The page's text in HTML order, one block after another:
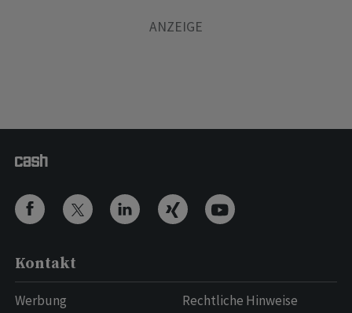
Kontakt
Werbung
Rechtliche Hinweise